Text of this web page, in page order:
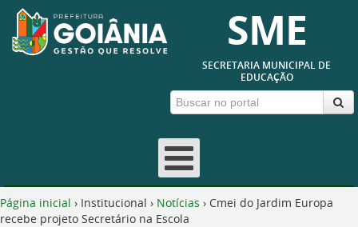
SME
SECRETARIA MUNICIPAL DE
EDUCAÇÃO
Página inicial › Institucional › Notícias › Cmei do Jardim Europa
recebe projeto Secretário na Escola